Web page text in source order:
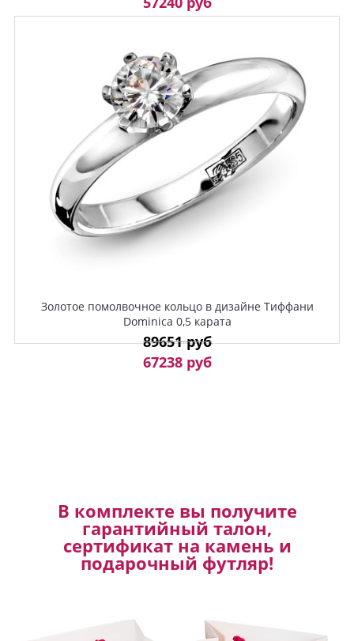
Золотое помолвочное кольцо в дизайне Тиффани
Dominica 0,5 карата
89651 руб
67238 руб
В комплекте вы получите
гарантийный талон,
сертификат на камень и
подарочный футляр!